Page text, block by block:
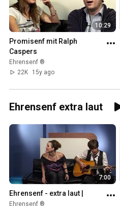
10:29
Promisenf mit Ralph
Caspers
Ehrensenf ®
22K
15y ago
Ehrensenf extra laut
7:00
Ehrensenf - extra laut |
Ehrensenf ®